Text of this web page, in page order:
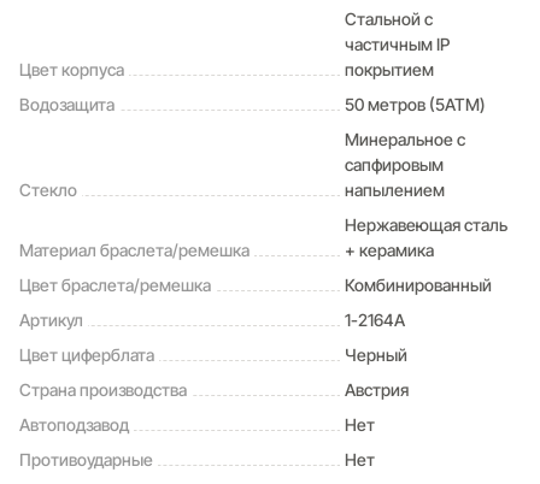
Цвет корпуса
Стальной с
частичным IP
покрытием
Водозащита
50 метров (5ATM)
Стекло
Минеральное с
сапфировым
напылением
Материал браслета/ремешка
Нержавеющая сталь
+ керамика
Цвет браслета/ремешка
Комбинированный
Артикул
1-2164A
Цвет циферблата
Черный
Страна производства
Австрия
Автоподзавод
Нет
Противоударные
Нет